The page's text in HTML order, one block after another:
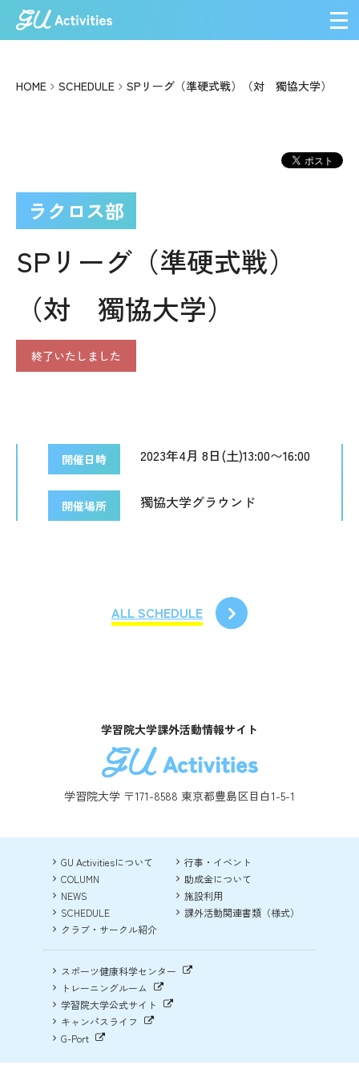
メ
HOME SCHEDULE SPリーグ（準硬式戦）（対 獨協大学）
ラクロス部
SPリーグ（準硬式戦）
（対 獨協大学）
終了いたしました
開催日時 2023年4月 8日(土)13:00〜16:00
開催場所 獨協大学グラウンド
ALL SCHEDULE
学習院大学課外活動情報サイト
学習院大学 〒171-8588 東京都豊島区目白1-5-1
GU Activitiesについて
COLUMN
NEWS
SCHEDULE
クラブ・サークル紹介
行事・イベント
助成金について
施設利用
課外活動関連書類（様式）
スポーツ健康科学センター
トレーニングルーム
学習院大学公式サイト
キャンパスライフ
G-Port